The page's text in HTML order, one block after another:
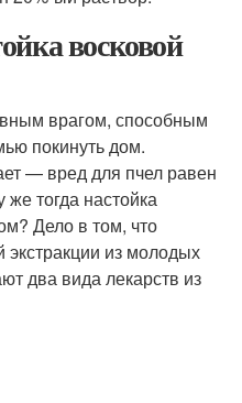
восковой
врагом, способным
покинуть дом.
— вред для пчел равен
тогда настойка
Дело в том, что
экстракции из молодых
два вида лекарств из